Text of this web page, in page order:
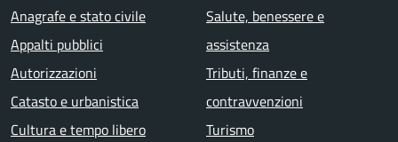
Anagrafe e stato civile
Appalti pubblici
Autorizzazioni
Catasto e urbanistica
Cultura e tempo libero
Salute, benessere e
assistenza
Tributi, finanze e
contravvenzioni
Turismo